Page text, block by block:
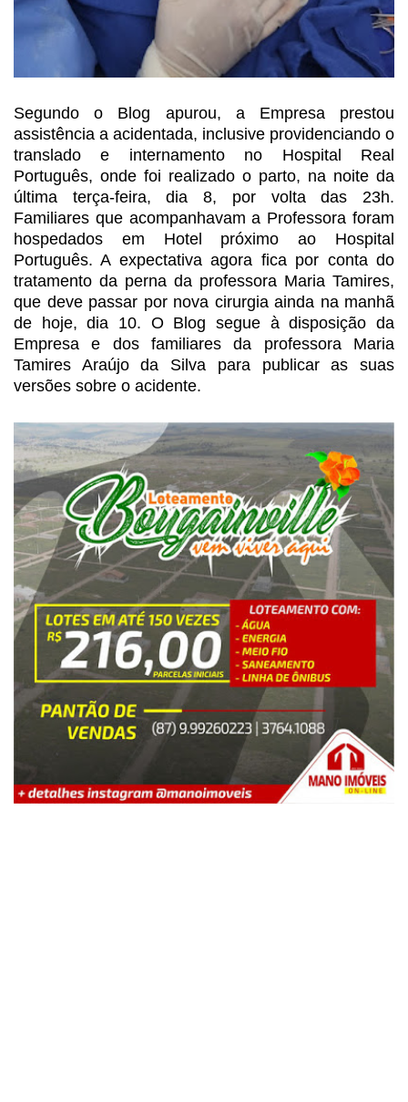
Segundo o Blog apurou, a Empresaprestou
assistência a acidentada, inclusive providenciando o
translado e internamento no Hospital Real
Português, onde foi realizado o parto, na noite da
última terça-feira, dia 8, por volta das 23h.
Familiares que acompanhavam a Professora foram
hospedados em Hotel próximo ao Hospital
Português. A expectativaagora fica por conta do
tratamento da perna da professora Maria Tamires,
que deve passar por nova cirurgia ainda na manhã
de hoje, dia 10. O Blog segue à disposição da
Empresa e dos familiares da professora Maria
Tamires Araújo da Silva para publicar as suas
versões sobre o acidente.